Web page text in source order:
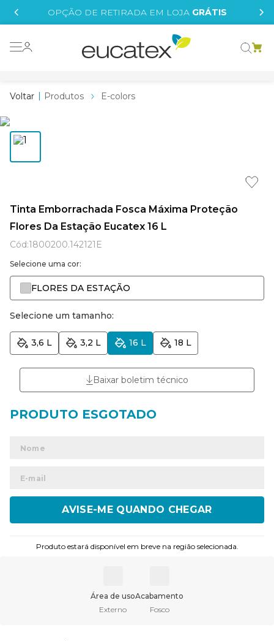
OPÇÃO DE RETIRADA EM LOJA GRÁTIS
Produtos E-colors
Tinta Emborrachada Fosca Máxima Proteção
Flores Da Estação Eucatex 16 L
Cód:1800200.142121E
Selecione uma cor:
FLORES DA ESTAÇÃO
Selecione um tamanho:
3,6 L 3,2 L 16 L 18 L
Baixar boletim técnico
ENVIAR
Produto estará disponível em breve na região selecionada.
Área de uso
Externo
Acabamento
Fosco
tinta
tinta